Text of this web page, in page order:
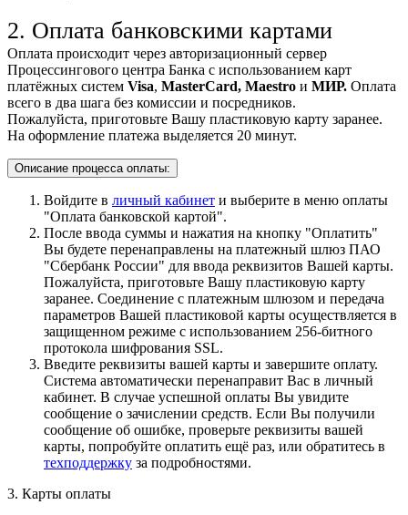
2. Оплата банковскими картами
Оплата происходит через авторизационный сервер
Процессингового центра Банка с использованием карт
платёжных систем Visa, MasterCard, Maestro и МИР. Оплата
всего в два шага без комиссии и посредников.
Пожалуйста, приготовьте Вашу пластиковую карту заранее.
На оформление платежа выделяется 20 минут.
Описание процесса оплаты:
Войдите в личный кабинет и выберите в меню оплаты
"Оплата банковской картой".
После ввода суммы и нажатия на кнопку "Оплатить"
Вы будете перенаправлены на платежный шлюз ПАО
"Сбербанк России" для ввода реквизитов Вашей карты.
Пожалуйста, приготовьте Вашу пластиковую карту
заранее. Соединение с платежным шлюзом и передача
параметров Вашей пластиковой карты осуществляется в
защищенном режиме с использованием 256-битного
протокола шифрования SSL.
Введите реквизиты вашей карты и завершите оплату.
Система автоматически перенаправит Вас в личный
кабинет. В случае успешной оплаты Вы увидите
сообщение о зачислении средств. Если Вы получили
сообщение об ошибке, проверьте реквизиты вашей
карты, попробуйте оплатить ещё раз, или обратитесь в
техподдержку за подробностями.
3. Карты оплаты